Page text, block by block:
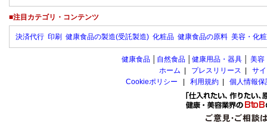
■注目カテゴリ・コンテンツ
決済代行 印刷 健康食品の製造(受託製造) 化粧品 健康食品の原料 美容・化
健康食品 自然食品 健康用品・器具 美容
ホーム
プレスリリース
サ
Cookieポリシー
利用規約 個人情報